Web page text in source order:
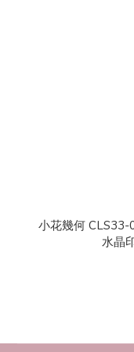
小花幾何 CLS33-
水晶